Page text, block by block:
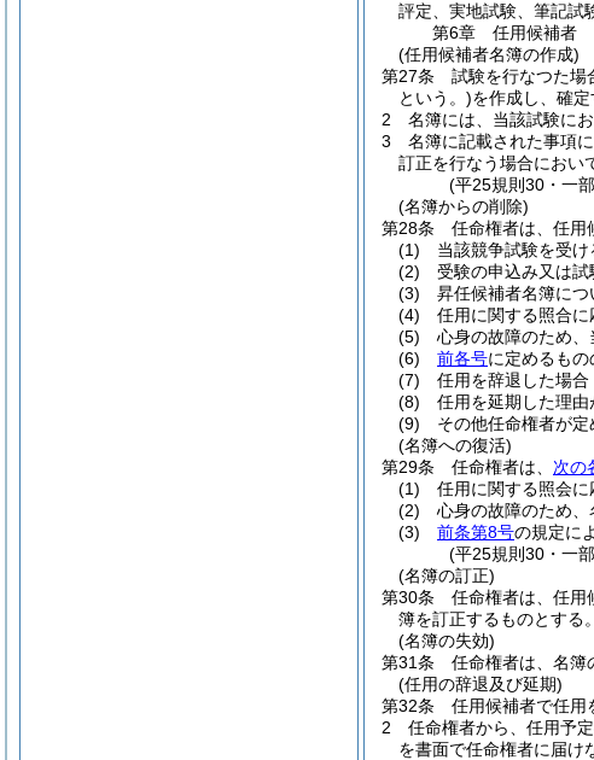
評定、実地試験、筆記試
第6章
任用候補者
(任用候補者名簿の作成)
第27条
試験を行なつた場
という。)を作成し、確定
2
名簿には、当該試験に
3
名簿に記載された事項
訂正を行なう場合におい
(平25規則30・一
(名簿からの削除)
第28条
任命権者は、任用
(1)
当該競争試験を受
(2)
受験の申込み又は
(3)
昇任候補者名簿に
(4)
任用に関する照合
(5)
心身の故障のため
(6)
前各号に定めるも
(7)
任用を辞退した場合
(8)
任用を延期した理由
(9)
その他任命権者が定
(名簿への復活)
第29条
任命権者は、 次の
(1)
任用に関する照会
(2)
心身の故障のため
(3)
前条第8号の規定に
(平25規則30・一
(名簿の訂正)
第30条
任命権者は、任用
簿を訂正するものとする。
(名簿の失効)
第31条
任命権者は、名簿
(任用の辞退及び延期)
第32条
任用候補者で任用
2
任命権者から、任用予
を書面で任命権者に届け